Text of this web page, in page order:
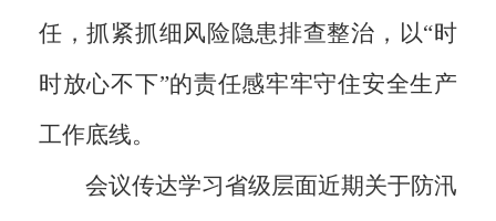
任，抓紧抓细风险隐患排查整治，以“时
时放心不下”的责任感牢牢守住安全生产
工作底线。
会议传达学习省级层面近期关于防汛